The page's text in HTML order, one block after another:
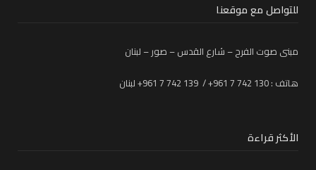
للتواصل مع موقعنا
مبنى صوت الفرح – شارع القدس – صور – لبنان
هاتف : 130 742 7 961+ / 139 742 7 961+ لبنان
الأكثر قراءة